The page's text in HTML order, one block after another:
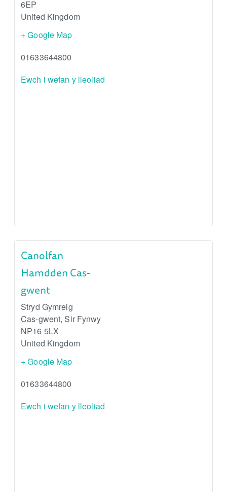
6EP
United Kingdom
+ Google Map
01633644800
Ewch i wefan y lleoliad
Canolfan
Hamdden Cas-
gwent
Stryd Gymreig
Cas-gwent, Sir Fynwy
NP16 5LX
United Kingdom
+ Google Map
01633644800
Ewch i wefan y lleoliad